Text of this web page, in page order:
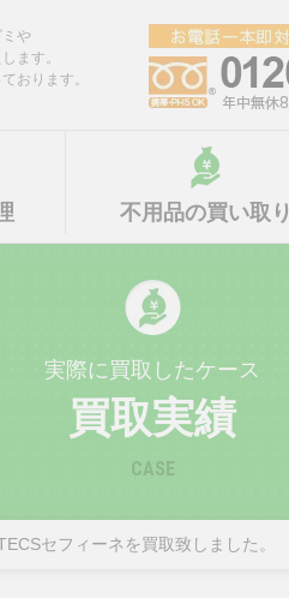
や
ます。
おります。
不用品の買い取り
実際に買取したケース
買取実績
CASE
セフィーネを買取致しました。